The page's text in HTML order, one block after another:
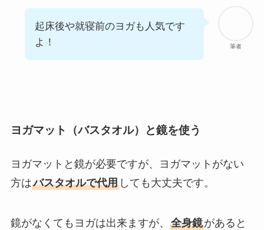
筆者
起床後や就寝前のヨガも人気です
よ！
ヨガマット（バスタオル）と鏡を使う
ヨガマットと鏡が必要ですが、ヨガマットがない
方はバスタオルで代用しても大丈夫です。
鏡がなくてもヨガは出来ますが、 全身鏡があると